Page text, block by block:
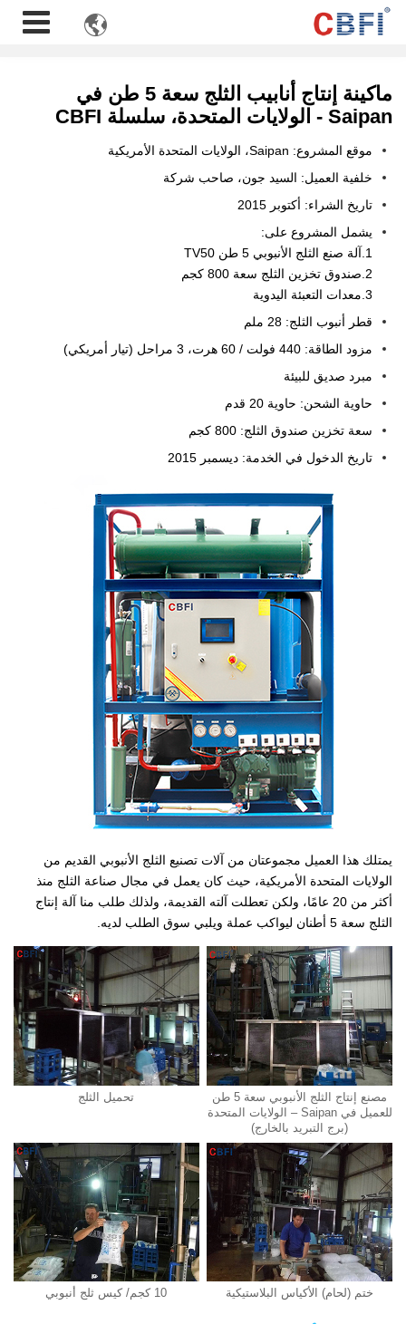

ماكينة إنتاج أنابيب الثلج سعة 5 طن في
Saipan - الولايات المتحدة، سلسلة CBFI
موقع المشروع: Saipan، الولايات المتحدة الأمريكية
خلفية العميل: السيد جون، صاحب شركة
تاريخ الشراء: أكتوبر 2015
يشمل المشروع على:
1.آلة صنع الثلج الأنبوبي 5 طن TV50
2.صندوق تخزين الثلج سعة 800 كجم
3.معدات التعبئة اليدوية
قطر أنبوب الثلج: 28 ملم
مزود الطاقة: 440 فولت / 60 هرت، 3 مراحل (تيار أمريكي)
مبرد صديق للبيئة
حاوية الشحن: حاوية 20 قدم
سعة تخزين صندوق الثلج: 800 كجم
تاريخ الدخول في الخدمة: ديسمبر 2015
يمتلك هذا العميل مجموعتان من آلات تصنيع الثلج الأنبوبي القديم من
الولايات المتحدة الأمريكية، حيث كان يعمل في مجال صناعة الثلج منذ
أكثر من 20 عامًا، ولكن تعطلت آلته القديمة، ولذلك طلب منا آلة إنتاج
الثلج سعة 5 أطنان ليواكب عملة ويلبي سوق الطلب لديه.
مصنع إنتاج الثلج الأنبوبي سعة 5 طن
للعميل في Saipan – الولايات المتحدة
(برج التبريد بالخارج)
تحميل الثلج
ختم (لحام) الأكياس البلاستيكية 10 كجم/ كيس ثلج أنبوبي